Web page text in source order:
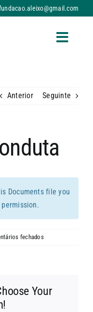
Anterior Seguinte
Documents file you
fechadosem
Your